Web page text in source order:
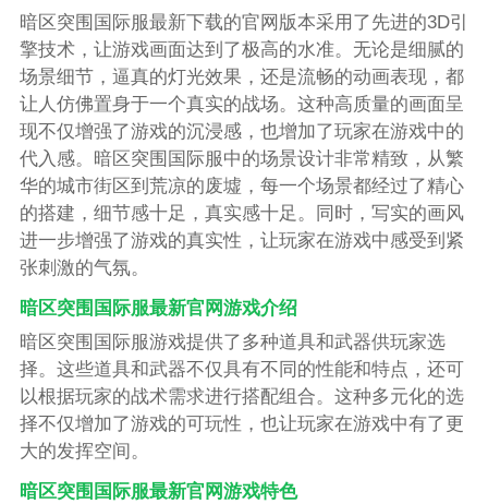
暗区突围国际服最新下载的官网版本采用了先进的3D引
擎技术，让游戏画面达到了极高的水准。无论是细腻的
场景细节，逼真的灯光效果，还是流畅的动画表现，都
让人仿佛置身于一个真实的战场。这种高质量的画面呈
现不仅增强了游戏的沉浸感，也增加了玩家在游戏中的
代入感。暗区突围国际服中的场景设计非常精致，从繁
华的城市街区到荒凉的废墟，每一个场景都经过了精心
的搭建，细节感十足，真实感十足。同时，写实的画风
进一步增强了游戏的真实性，让玩家在游戏中感受到紧
张刺激的气氛。
暗区突围国际服最新官网游戏介绍
暗区突围国际服游戏提供了多种道具和武器供玩家选
择。这些道具和武器不仅具有不同的性能和特点，还可
以根据玩家的战术需求进行搭配组合。这种多元化的选
择不仅增加了游戏的可玩性，也让玩家在游戏中有了更
大的发挥空间。
暗区突围国际服最新官网游戏特色